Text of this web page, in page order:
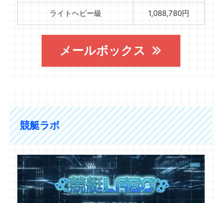
ライトヘビー級 1,088,780円
メールボックス
競艇ラボ